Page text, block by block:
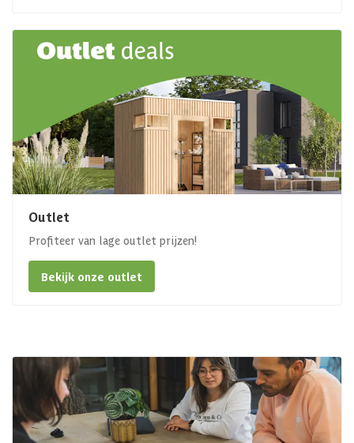
Outlet
Profiteer van lage outlet prijzen!
Bekijk onze outlet